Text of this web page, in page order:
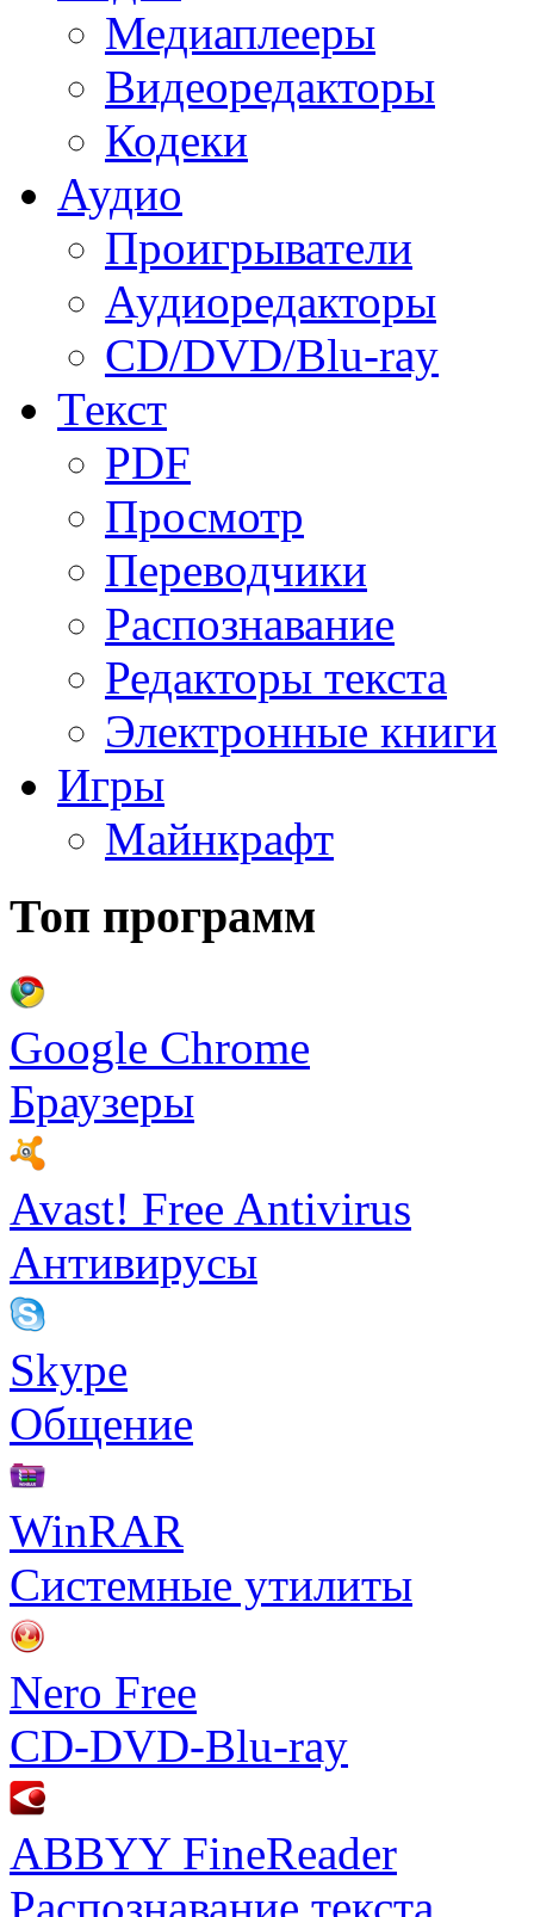
Медиаплееры
Видеоредакторы
Кодеки
Аудио
Проигрыватели
Аудиоредакторы
CD/DVD/Blu-ray
Текст
PDF
Просмотр
Переводчики
Распознавание
Редакторы текста
Электронные книги
Игры
Майнкрафт
Топ программ
Google Chrome
Браузеры
Avast! Free Antivirus
Антивирусы
Skype
Общение
WinRAR
Системные утилиты
Nero Free
CD-DVD-Blu-ray
ABBYY FineReader
Распознавание текста